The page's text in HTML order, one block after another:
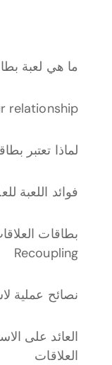
ما هي لعبة
relationship
لماذا تعتبر
فوائد اللعبة
بطاقات
Recoupling
نصائح عملية
العلاقات